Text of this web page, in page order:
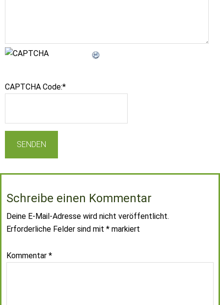
CAPTCHA Code:*
Schreibe einen Kommentar
Deine E-Mail-Adresse wird nicht veröffentlicht.
Erforderliche Felder sind mit * markiert
Kommentar *